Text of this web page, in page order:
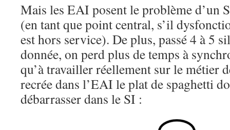
Mais les EAI posent le problème d’un
(en tant que point central, s’il
est hors service). De plus, passé 4 à 5
donnée, on perd plus de temps à
qu’à travailler réellement sur le métier
recrée dans l’EAI le plat de spaghetti
débarrasser dans le SI :